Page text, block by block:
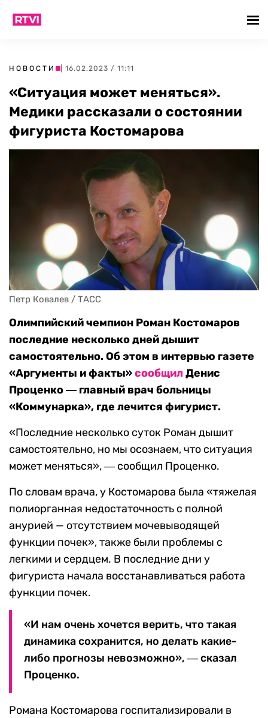
НОВОСТИ | 16.02.2023 / 11:11
«Ситуация может меняться».
Медики рассказали о состоянии
фигуриста Костомарова
Петр Ковалев / ТАСС
Олимпийский чемпион Роман Костомаров
последние несколько дней дышит
самостоятельно. Об этом в интервью газете
«Аргументы и факты»сообщилДенис
Проценко ― главный врач больницы
«Коммунарка», где лечится фигурист.
«Последние несколько суток Роман дышит
самостоятельно, но мы осознаем, что ситуация
может меняться», ― сообщил Проценко.
По словам врача, у Костомарова была «тяжелая
полиорганная недостаточность с полной
анурией — отсутствием мочевыводящей
функции почек», также были проблемы с
легкими и сердцем. В последние дни у
фигуриста начала восстанавливаться работа
функции почек.
«И нам очень хочется верить, что такая
динамика сохранится, но делать какие-
либо прогнозы невозможно», ― сказал
Проценко.
Романа Костомарова госпитализировали в